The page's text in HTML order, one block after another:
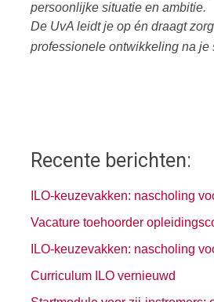
persoonlijke situatie en ambitie.
De UvA leidt je op én draagt
professionele ontwikkeling na je
Recente berichten:
ILO-keuzevakken: nascholing
Vacature toehoorder
ILO-keuzevakken: nascholing
Curriculum ILO vernieuwd